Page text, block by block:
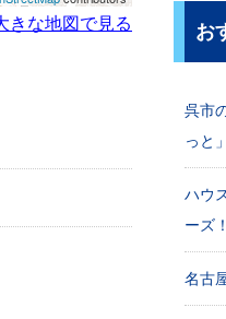
きな地図で見る お
呉市
っと」
ハウ
ーズ！
名古